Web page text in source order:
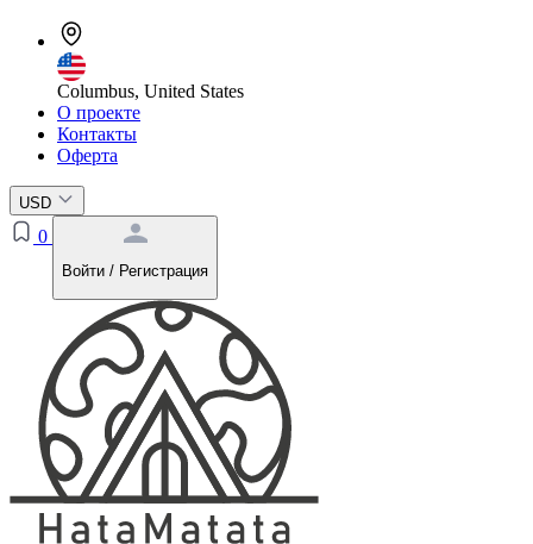
Columbus, United States
О проекте
Контакты
Оферта
USD
0
Войти / Регистрация